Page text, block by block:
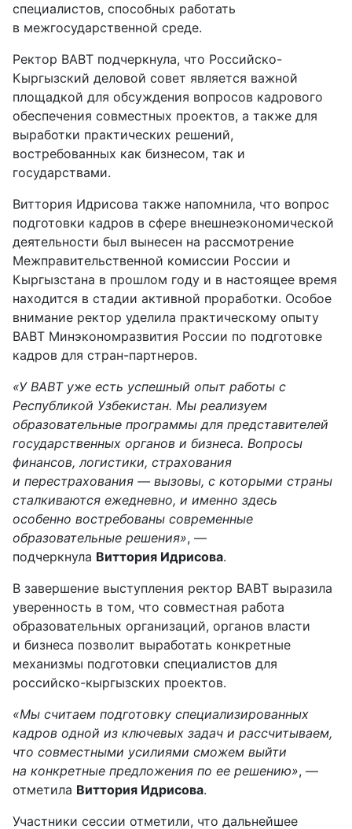
специалистов, способных работать
в межгосударственной среде.
Ректор ВАВТ подчеркнула, что Российско-
Кыргызский деловой совет является важной
площадкой для обсуждения вопросов кадрового
обеспечения совместных проектов, а также для
выработки практических решений,
востребованных как бизнесом, так и
государствами.
Виттория Идрисова также напомнила, что вопрос
подготовки кадров в сфере внешнеэкономической
деятельности был вынесен на рассмотрение
Межправительственной комиссии России и
Кыргызстана в прошлом году и в настоящее время
находится в стадии активной проработки. Особое
внимание ректор уделила практическому опыту
ВАВТ Минэкономразвития России по подготовке
кадров для стран-партнеров.
«У ВАВТ уже есть успешный опыт работы с
Республикой Узбекистан. Мы реализуем
образовательные программы для представителей
государственных органов и бизнеса. Вопросы
финансов, логистики, страхования
и перестрахования — вызовы, с которыми страны
сталкиваются ежедневно, и именно здесь
особенно востребованы современные
образовательные решения», —
подчеркнула Виттория Идрисова.
В завершение выступления ректор ВАВТ выразила
уверенность в том, что совместная работа
образовательных организаций, органов власти
и бизнеса позволит выработать конкретные
механизмы подготовки специалистов для
российско-кыргызских проектов.
«Мы считаем подготовку специализированных
кадров одной из ключевых задач и рассчитываем,
что совместными усилиями сможем выйти
на конкретные предложения по ее решению», —
отметила Виттория Идрисова.
Участники сессии отметили, что дальнейшее